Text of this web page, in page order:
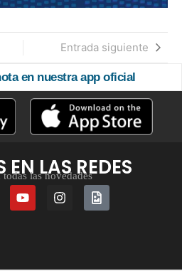
Entrada siguiente
en nuestra app oficial
EN LAS REDES
todas las novedades